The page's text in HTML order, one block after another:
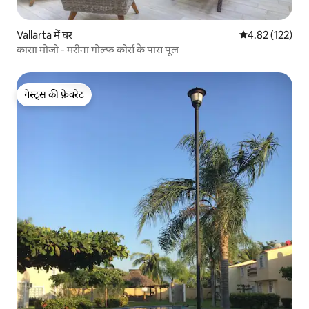
Vallarta में घर औसत रेटिंग 5 में से
4.82 (122)
कासा मोजो - मरीना गोल्फ कोर्स के पास पूल
गेस्ट्स की फ़ेवरेट
गेस्ट्स की फ़ेवरेट